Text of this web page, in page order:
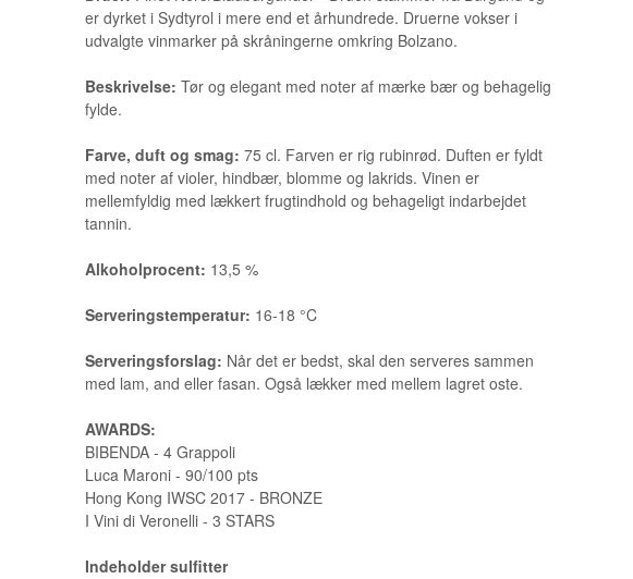
er dyrket i Sydtyrol i mere end et århundrede. Druerne vokser i
udvalgte vinmarker på skråningerne omkring Bolzano.
Beskrivelse: Tør og elegant med noter af mærke bær og behagelig
fylde.
Farve, duft og smag: 75 cl. Farven er rig rubinrød. Duften er fyldt
med noter af violer, hindbær, blomme og lakrids. Vinen er
mellemfyldig med lækkert frugtindhold og behageligt indarbejdet
tannin.
Alkoholprocent: 13,5 %
Serveringstemperatur: 16-18 °C
Serveringsforslag: Når det er bedst, skal den serveres sammen
med lam, and eller fasan. Også lækker med mellem lagret oste.
AWARDS:
BIBENDA - 4 Grappoli
Luca Maroni - 90/100 pts
Hong Kong IWSC 2017 - BRONZE
I Vini di Veronelli - 3 STARS
Indeholder sulfitter